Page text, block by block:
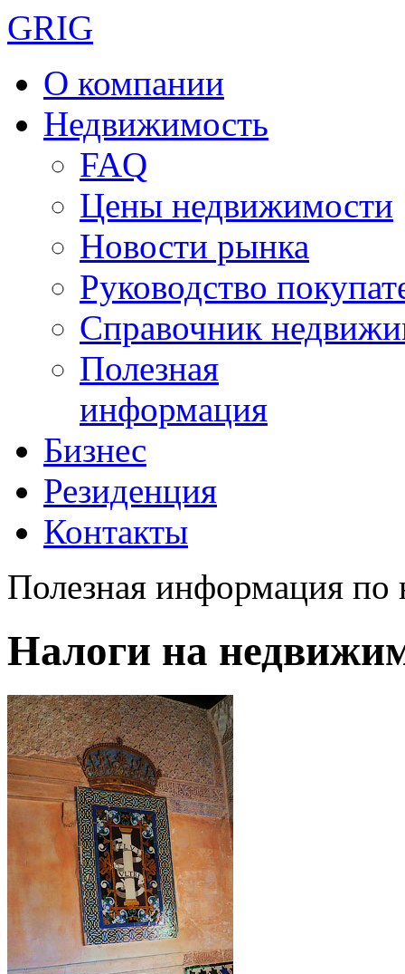
GRIG
О компании
Недвижимость
FAQ
Цены недвижимости
Новости рынка
Руководство
Справочник
Полезная
информация
Бизнес
Резиденция
Контакты
Полезная информация
Налоги на